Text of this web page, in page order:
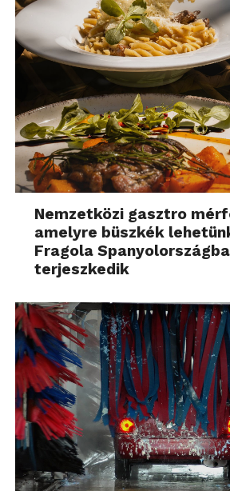
Nemzetközi gasztro
amelyre büszkék
Fragola
terjeszkedik